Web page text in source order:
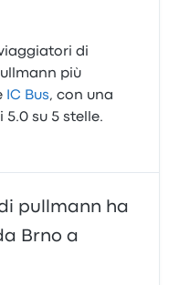
di
più
IC Bus, con una
su 5 stelle.
pullmann ha
Brno a